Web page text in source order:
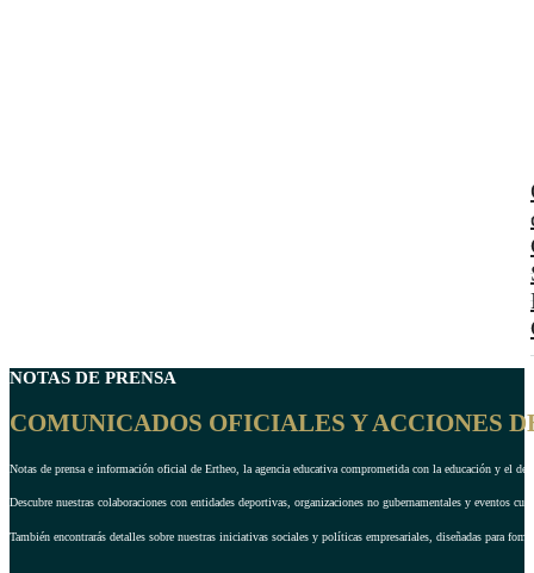
NOTAS DE PRENSA
COMUNICADOS OFICIALES Y ACCIONES
Notas de prensa e información oficial de Ertheo, la agencia educativa comprometida con la educación y el
Descubre nuestras colaboraciones con entidades deportivas, organizaciones no gubernamentales y eventos
También encontrarás detalles sobre nuestras iniciativas sociales y políticas empresariales, diseñadas para